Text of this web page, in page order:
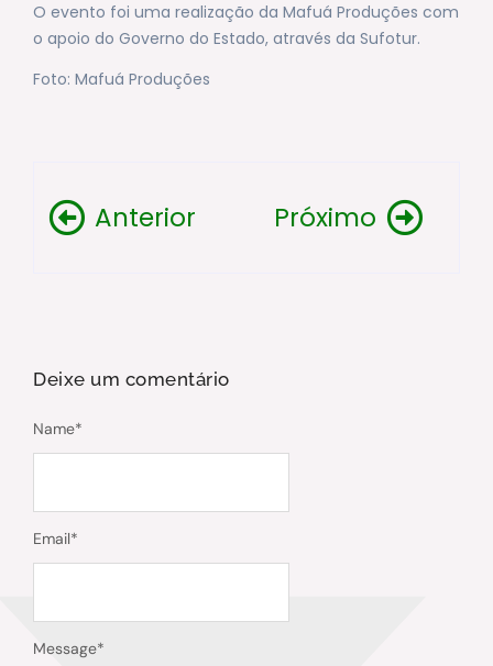
O evento foi uma realização da Mafuá Produções com
o apoio do Governo do Estado, através da Sufotur.
Foto: Mafuá Produções
Anterior Próximo
Deixe um comentário
Message*
Name*
Email*